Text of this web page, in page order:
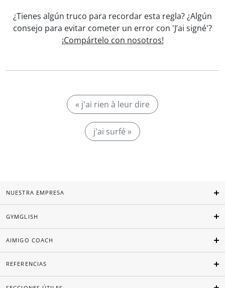
¿Tienes algún truco para recordar esta regla? ¿Algún
consejo para evitar cometer un error con 'J’ai signé'?
¡Compártelo con nosotros!
« j'ai rien à leur dire
j'ai surfé »
NUESTRA EMPRESA
GYMGLISH
AIMIGO COACH
REFERENCIAS